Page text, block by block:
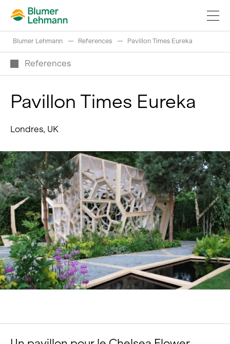
Réaliser projets de construction
Acheter des produits
References
Fascination du bois
Grumes suisses
Portrait
Carrière
Actualités et médias
Blumer Lehmann References Pavillon Times Eureka
References
Pavillon Times Eureka
Londres, UK